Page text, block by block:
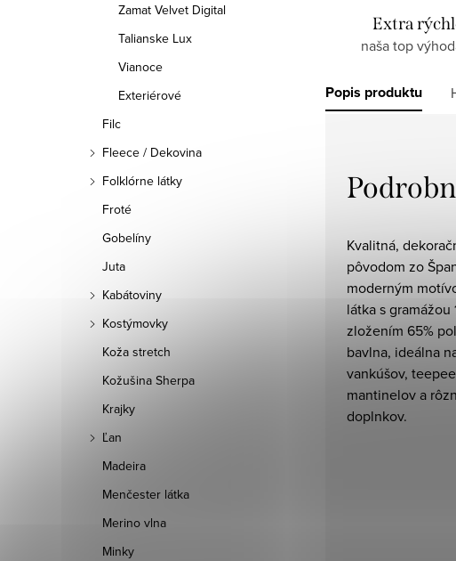
Zamat Velvet Digital
Talianske Lux
Vianoce
Exteriérové
Filc
Fleece / Dekovina
Folklórne látky
Froté
Gobelíny
Juta
Kabátoviny
Kostýmovky
Koža stretch
Kožušina Sherpa
Krajky
Ľan
Madeira
Menčester látka
Merino vlna
Minky
Extra
naša top
Popis produktu
Kvalitná,
pôvodom zo
moderným
látka s gramážou
zložením 65%
bavlna, ideálna
vankúšov,
mantinelov a
doplnkov.